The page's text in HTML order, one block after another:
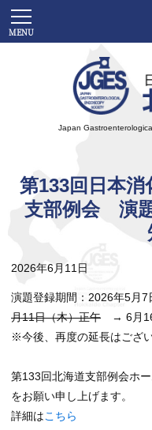
Japan
第133回日本消
支部例会 演
2026年6月11日
演題登録期間：2026年5月7
月11日（木）正午 → 6月16
※今後、再度の延長はござい
第133回北海道支部例会ホ
をお願い申し上げます。
詳細はこちら